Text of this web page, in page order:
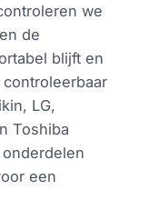
we
de
blijft en
LG,
Toshiba
een